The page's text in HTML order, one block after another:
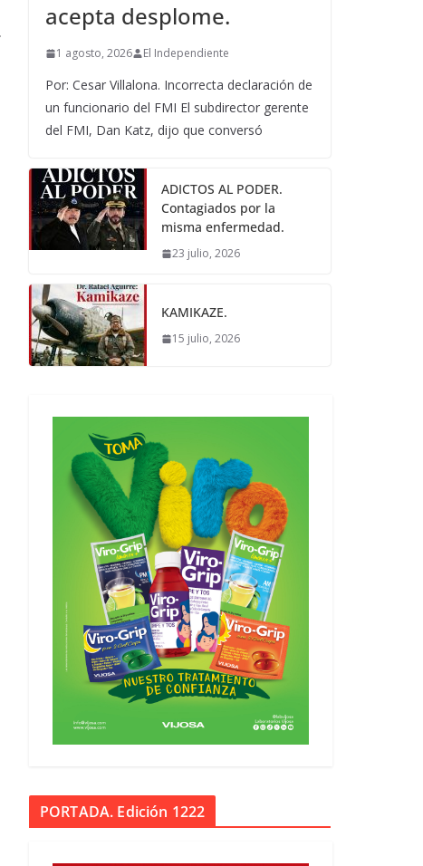
acepta desplome.
1 agosto, 2026 El Independiente
Por: Cesar Villalona. Incorrecta declaración de
un funcionario del FMI El subdirector gerente
del FMI, Dan Katz, dijo que conversó
ADICTOS AL PODER.
Contagiados por la
misma enfermedad.
23 julio, 2026
KAMIKAZE.
15 julio, 2026
PORTADA. Edición 1222